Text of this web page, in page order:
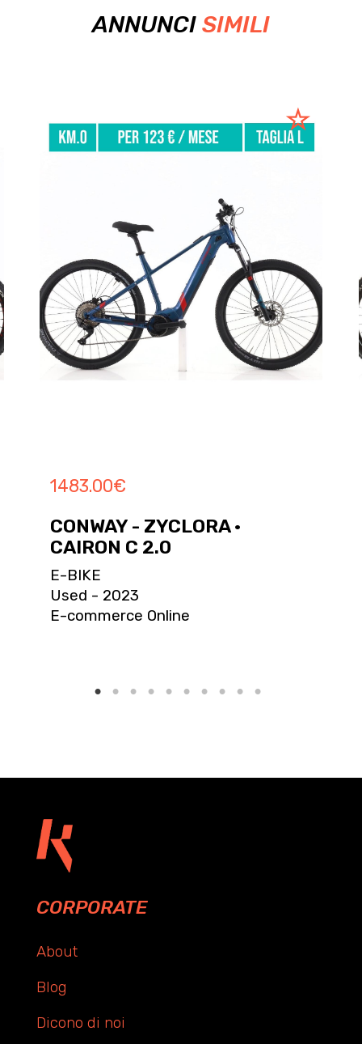
ANNUNCI SIMILI
1483.00€
CONWAY - ZYCLORA ·
CAIRON C 2.0
E-BIKE
Used - 2023
E-commerce Online
CORPORATE
About
Blog
Dicono di noi